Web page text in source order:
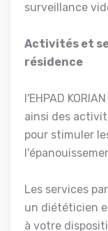
surveillance
Activités et
résidence
l'EHPAD
ainsi des
pour stimuler
Les services
un diététicien
à votre